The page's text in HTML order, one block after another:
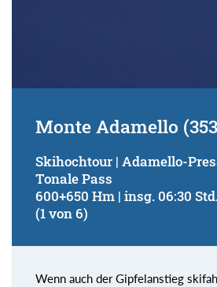
Monte Adamello
Skihochtour | Adamello-
Tonale Pass
600+650 Hm | insg. 06:30
(1 von 6)
Wenn auch der Gipfelanstieg